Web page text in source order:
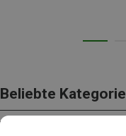
Beliebte